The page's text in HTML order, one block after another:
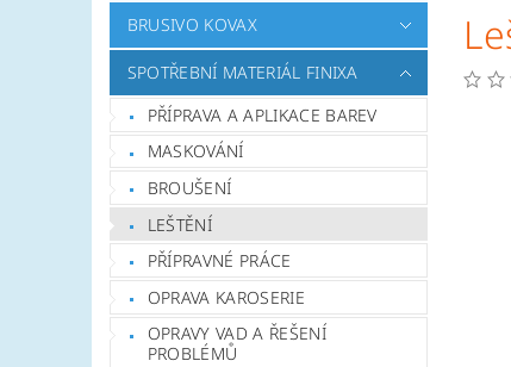
BRUSIVO KOVAX
SPOTŘEBNÍ MATERIÁL FINIXA
PŘÍPRAVA A APLIKACE BAREV
MASKOVÁNÍ
BROUŠENÍ
LEŠTĚNÍ
PŘÍPRAVNÉ PRÁCE
OPRAVA KAROSERIE
OPRAVY VAD A ŘEŠENÍ
PROBLÉMŮ